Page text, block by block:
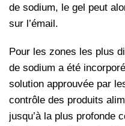
de sodium, le gel peut
sur l’émail.
Pour les zones les plus
de sodium a été
solution approuvée par
contrôle des produits
jusqu’à la plus profonde